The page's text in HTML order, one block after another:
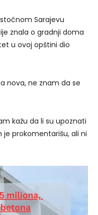
Sarajevu
znala o gradnji doma
u ovoj opštini dio
nova, ne znam da se
kažu da li su upoznati
prokomentarišu, ali ni